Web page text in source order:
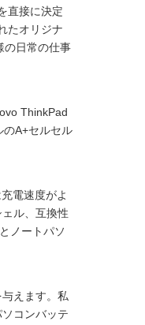
直接に決定
たオリジナ
の日常の仕事
ThinkPad
のA+セルセル
電速度がよ
ル、互換性
ノートパソ
えます。私
コンバッテ